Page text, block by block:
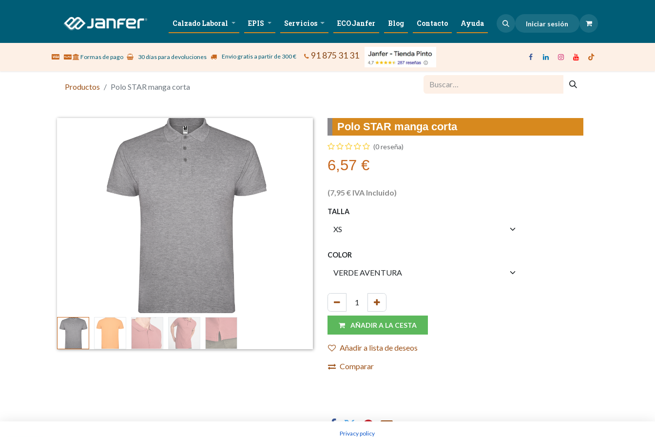
Sobre nosotros Vestuario Laboral Calzado Laboral EPIS Servicios ECOJanfer Blog Contacto Ayuda Iniciar sesión
Formas de pago 30 días para devoluciones Envío gratis a partir de 300 € 91 875 31 31
Productos Polo STAR manga corta
Polo STAR manga corta
(0 reseña)
6,57 €
(7,95 € IVA Incluido)
TALLA
COLOR
AÑADIR A LA CESTA
Añadir a lista de deseos
Comparar
Privacy policy